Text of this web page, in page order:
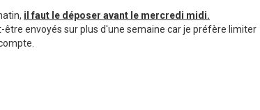
il faut le déposer avant le mercredi midi.
envoyés sur plus d'une semaine car je préfère limiter